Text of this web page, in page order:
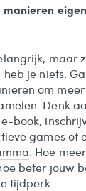
manieren
maar
heb je niets.
om
Denk
book,
games of
. Hoe
beter jouw
tijdperk.